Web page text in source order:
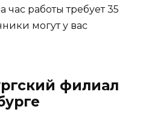
час работы требует 35
могут у вас
филиал